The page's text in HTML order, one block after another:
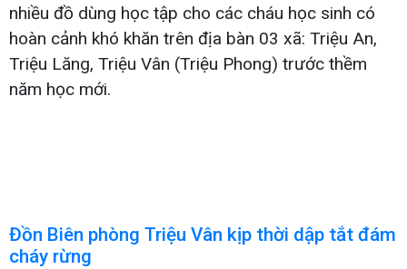
nhiều đồ dùng học tập cho các cháu học sinh có
hoàn cảnh khó khăn trên địa bàn 03 xã: Triệu An,
Triệu Lăng, Triệu Vân (Triệu Phong) trước thềm
năm học mới.
Đồn Biên phòng Triệu Vân kịp thời dập tắt đám
cháy rừng